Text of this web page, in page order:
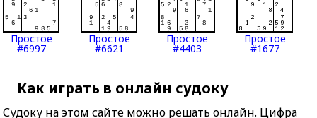
Простое
#6997
Простое
#6621
Простое
#4403
Простое
#1677
Как играть в онлайн судоку
Судоку на этом сайте можно решать онлайн. Цифра